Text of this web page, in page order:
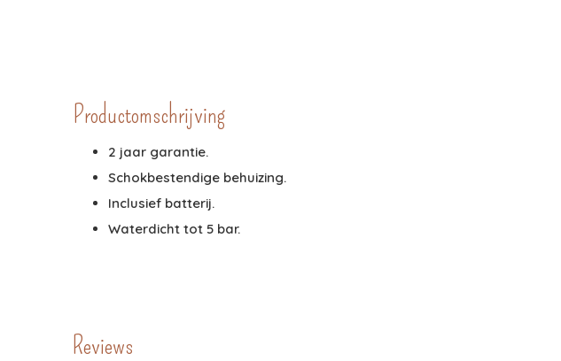
Productomschrijving
2 jaar garantie.
Schokbestendige behuizing.
Inclusief batterij.
Waterdicht tot 5 bar.
Reviews